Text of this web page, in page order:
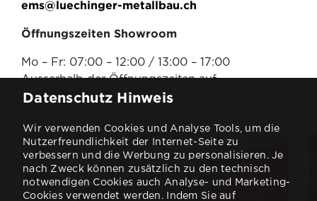
ems@luechinger-metallbau.ch
Öffnungszeiten Showroom
Mo – Fr: 07:00 – 12:00 / 13:00 – 17:00
Ausserhalb der Öffnungszeiten auf
Voranmeldung.
Datenschutz Hinweis
Wir verwenden Cookies und Analyse Tools, um die
Nutzerfreundlichkeit der Internet-Seite zu
verbessern und die Werbung zu personalisieren. Je
nach Zweck können zusätzlich zu den technisch
notwendigen Cookies auch Analyse- und Marketing-
Cookies verwendet werden. Indem Sie auf